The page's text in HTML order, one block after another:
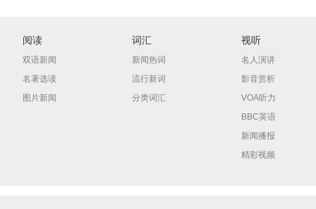
阅读
双语新闻
名著选读
图片新闻
词汇
新闻热词
流行新词
分类词汇
视听
名人演讲
影音赏析
VOA听力
BBC英语
新闻播报
精彩视频